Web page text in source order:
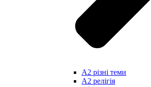
А2 різні теми
А2 релігія